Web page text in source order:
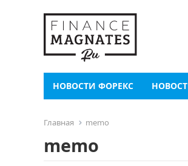
НОВОСТИ ФОРЕКС
Главная memo
memo